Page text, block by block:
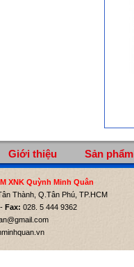
Giới thiệu Sản phẩm
XNK Quỳnh Minh Quân
Thành, Q.Tân Phú, TP.HCM
Fax: 028. 5 444 9362